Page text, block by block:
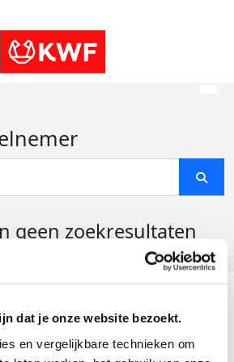
dat je onze website bezoekt.
en vergelijkbare technieken om
geen zoekresultaten